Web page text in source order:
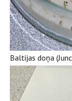
Baltijas doņa